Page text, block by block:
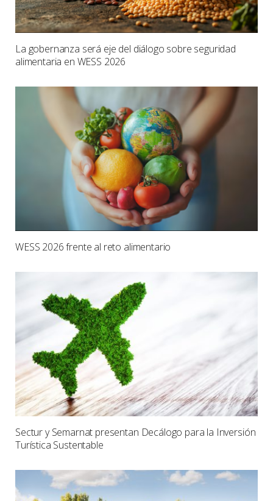
La gobernanza será eje del diálogo sobre seguridad
alimentaria en WESS 2026
WESS 2026 frente al reto alimentario
Sectur y Semarnat presentan Decálogo para la Inversión
Turística Sustentable